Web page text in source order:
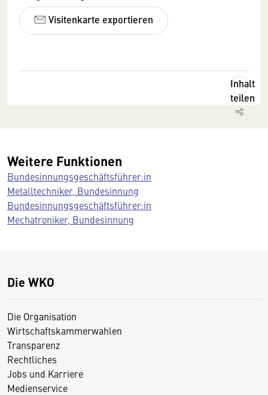
Visitenkarte exportieren
Inhalt
teilen
Weitere Funktionen
Bundesinnungsgeschäftsführer:in
Metalltechniker, Bundesinnung
Bundesinnungsgeschäftsführer:in
Mechatroniker, Bundesinnung
Die WKO
Die Organisation
Wirtschaftskammerwahlen
Transparenz
Rechtliches
Jobs und Karriere
Medienservice